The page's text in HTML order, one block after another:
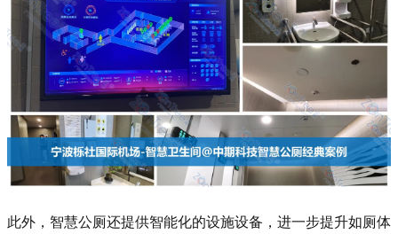
此外，智慧公厕还提供智能化的设施设备，进一步提升如厕体